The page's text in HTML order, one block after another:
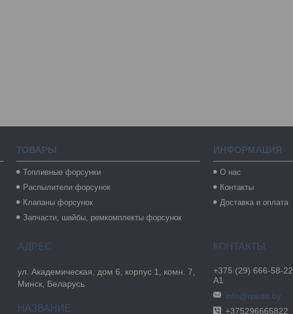
ТОВАРЫ
Топливные форсунки
Распылители форсунок
Клапаны форсунок
Запчасти, шайбы, ремкомплекты форсунок
ИНФОРМАЦИЯ
О нас
Контакты
Доставка и оплата
ул. Академическая, дом 6, корпус 1, комн. 7,
Минск, Беларусь
+375 (29) 666-58-22
А1
info@qauto.by
+375296665822